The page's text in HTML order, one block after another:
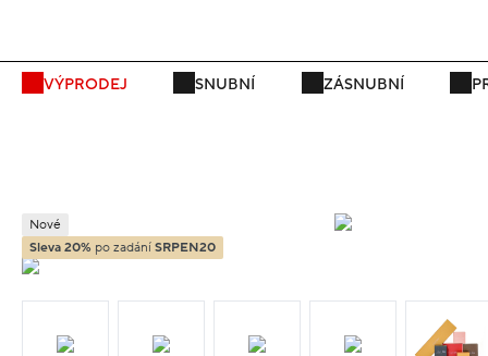
VÝPRODEJ SNUBNÍ ZÁSNUBNÍ
Nové
Sleva 20% po zadání SRPEN20